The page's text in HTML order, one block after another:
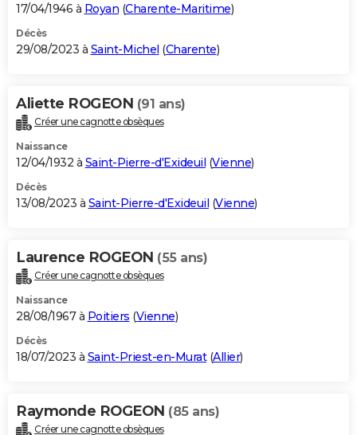
17/04/1946 à Royan (Charente-Maritime)
Décès
29/08/2023 à Saint-Michel (Charente)
Aliette ROGEON (91 ans)
Créer une cagnotte obsèques
Naissance
12/04/1932 à Saint-Pierre-d'Exideuil (Vienne)
Décès
13/08/2023 à Saint-Pierre-d'Exideuil (Vienne)
Laurence ROGEON (55 ans)
Créer une cagnotte obsèques
Naissance
28/08/1967 à Poitiers (Vienne)
Décès
18/07/2023 à Saint-Priest-en-Murat(Allier)
Raymonde ROGEON (85 ans)
Créer une cagnotte obsèques